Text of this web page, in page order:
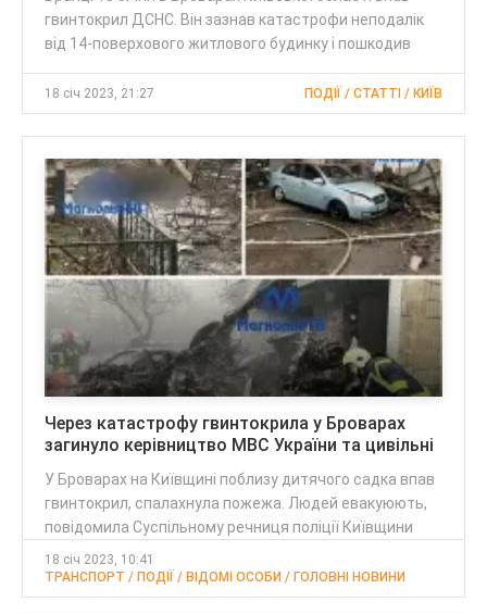
гвинтокрил ДСНС. Він зазнав катастрофи неподалік
від 14-поверхового житлового будинку і пошкодив
18 січ 2023, 21:27 ПОДІЇ / CТАТТІ / КИЇВ
Через катастрофу гвинтокрила у Броварах
загинуло керівництво МВС України та цивільні
У Броварах на Київщині поблизу дитячого садка впав
гвинтокрил, спалахнула пожежа. Людей евакуюють,
повідомила Суспільному речниця поліції Київщини
18 січ 2023, 10:41
ТРАНСПОРТ / ПОДІЇ / ВІДОМІ ОСОБИ / ГОЛОВНІ НОВИНИ